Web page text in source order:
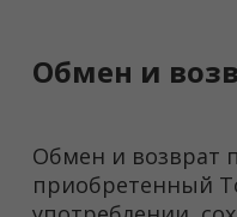
Обмен и
Обмен и возврат
приобретенный